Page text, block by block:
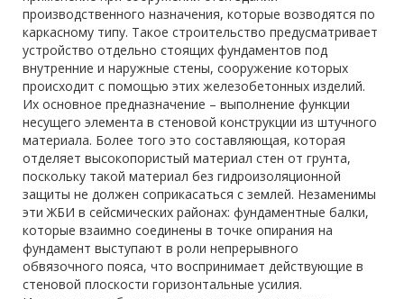
производственного назначения, которые возводятся по
каркасному типу. Такое строительство предусматривает
устройство отдельно стоящих фундаментов под
внутренние и наружные стены, сооружение которых
происходит с помощью этих железобетонных изделий.
Их основное предназначение – выполнение функции
несущего элемента в стеновой конструкции из штучного
материала. Более того это составляющая, которая
отделяет высокопористый материал стен от грунта,
поскольку такой материал без гидроизоляционной
защиты не должен соприкасаться с землей. Незаменимы
эти ЖБИ в сейсмических районах: фундаментные балки,
которые взаимно соединены в точке опирания на
фундамент выступают в роли непрерывного
обвязочного пояса, что воспринимает действующие в
стеновой плоскости горизонтальные усилия.